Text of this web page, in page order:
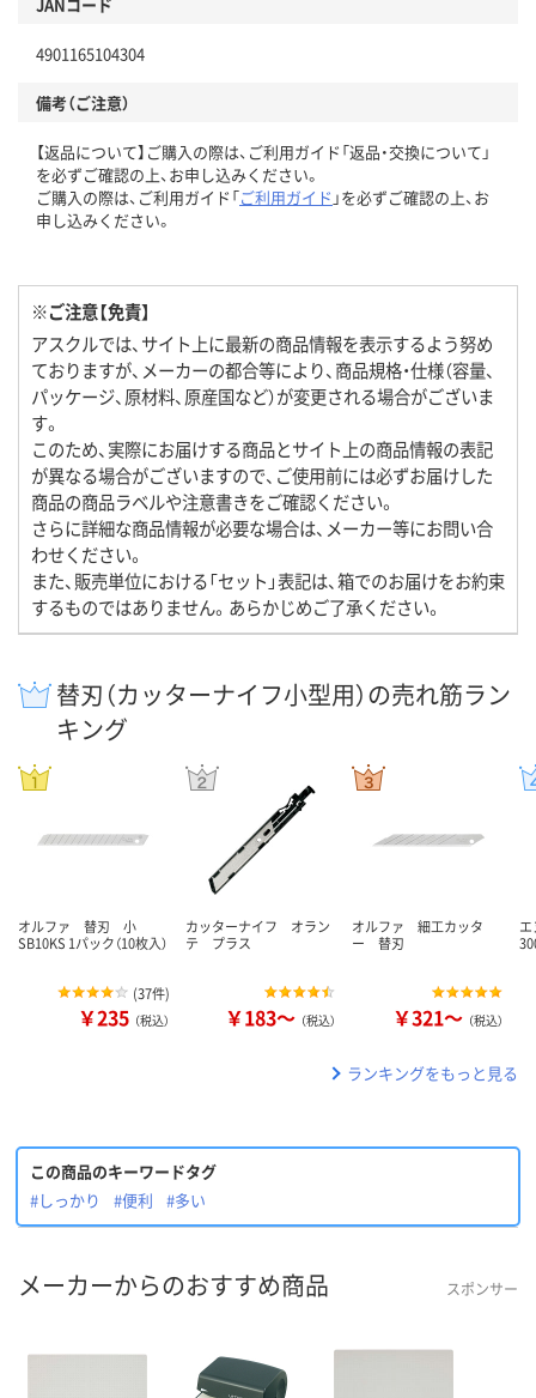
4901165104304
備考（ご注意）
【返品について】ご購入の際は、ご利用ガイド「返品・交換について」
を必ずご確認の上、お申し込みください。
ご購入の際は、ご利用ガイド「ご利用ガイド 」を必ずご確認の上、お
申し込みください。
※ご注意【免責】
アスクルでは、サイト上に最新の商品情報を表示するよう努め
ておりますが、メーカーの都合等により、商品規格・仕様（容量、
パッケージ、原材料、原産国など）が変更される場合がございま
す。
このため、実際にお届けする商品とサイト上の商品情報の表記
が異なる場合がございますので、ご使用前には必ずお届けした
商品の商品ラベルや注意書きをご確認ください。
さらに詳細な商品情報が必要な場合は、メーカー等にお問い合
わせください。
また、販売単位における「セット」表記は、箱でのお届けをお約束
するものではありません。あらかじめご了承ください。
替刃（カッターナイフ小型用）の売れ筋ラン
キング
オルファ 替刃 小
SB10KS 1パック（10枚入）
(37件)
￥235 （税込）
カッターナイフ オラン
テ プラス
￥183～ （税込）
オルファ 細工カッタ
ー 替刃
￥321～ （税込）
ランキングをもっと見る
この商品のキーワードタグ
#しっかり
#便利 #多い
メーカーからのおすすめ商品 スポンサー